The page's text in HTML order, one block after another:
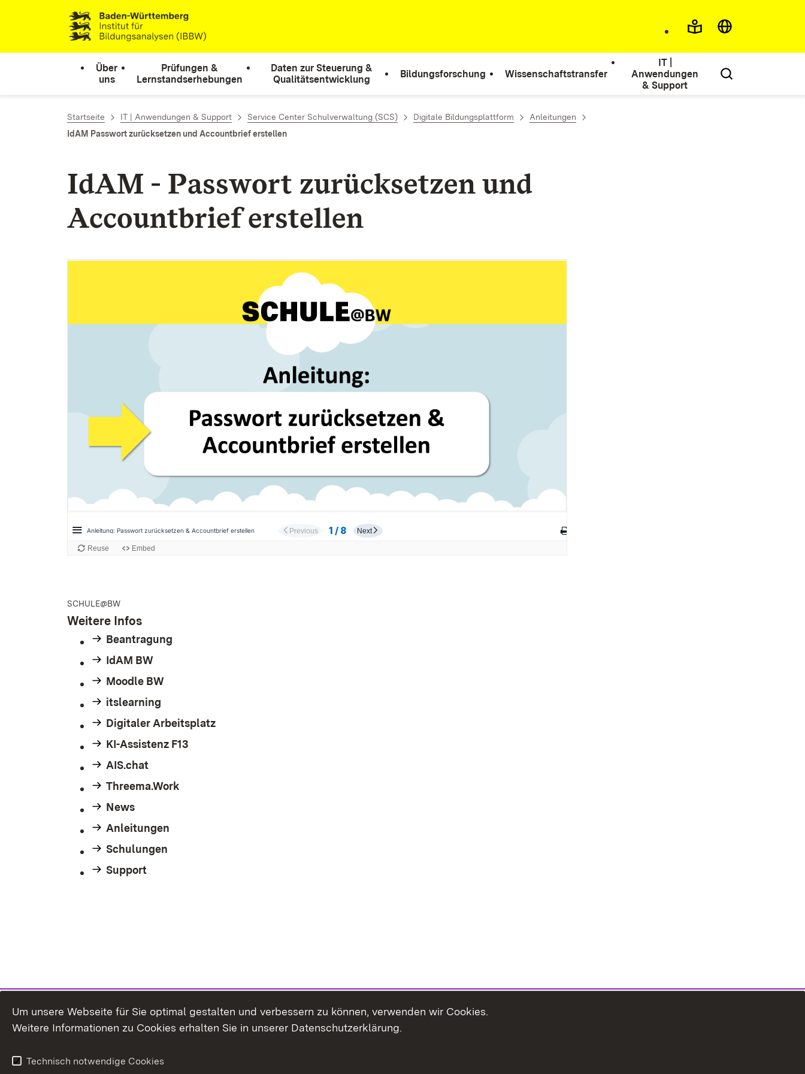
Zum Inhalt springen
Link zur Startseite
Über
uns
Prüfungen &
Lernstandserhebungen
Daten zur Steuerung &
Qualitätsentwicklung
Bildungsforschung Wissenschaftstransfer
IT |
Anwendungen
& Support
Startseite IT | Anwendungen & Support Service Center Schulverwaltung (SCS) Digitale Bildungsplattform
Anleitungen
IdAM Passwort zurücksetzen und Accountbrief erstellen
IdAM - Passwort zurücksetzen und
Accountbrief erstellen
SCHULE@BW
Weitere Infos
Beantragung
IdAM BW
Moodle BW
itslearning
Digitaler Arbeitsplatz
KI-Assistenz F13
AIS.chat
Threema.Work
News
Anleitungen
Schulungen
Support
Um unsere Webseite für Sie optimal gestalten und verbessern zu können, verwenden wir Cookies.
Weitere Informationen zu Cookies erhalten Sie in unserer Datenschutzerklärung.
Technisch notwendige Cookies